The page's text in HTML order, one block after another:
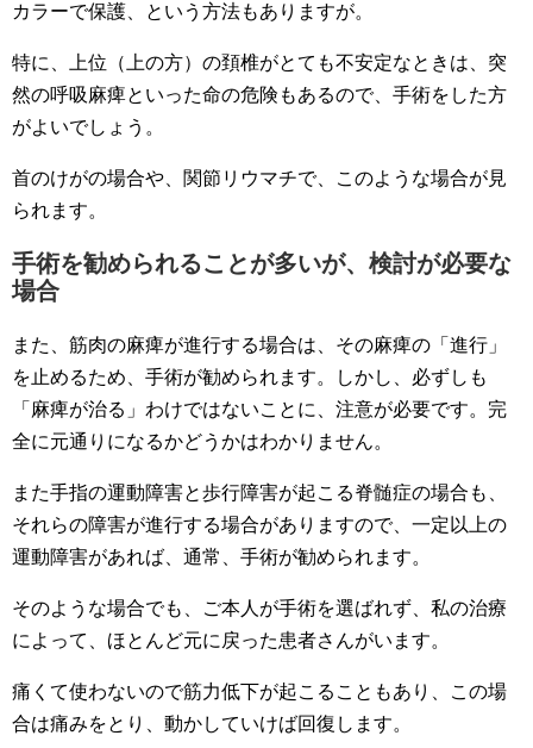
カラーで保護、という方法もありますが。
特に、上位（上の方）の頚椎がとても不安定なときは、突
然の呼吸麻痺といった命の危険もあるので、手術をした方
がよいでしょう。
首のけがの場合や、関節リウマチで、このような場合が見
られます。
手術を勧められることが多いが、検討が必要な
場合
また、筋肉の麻痺が進行する場合は、その麻痺の「進行」
を止めるため、手術が勧められます。しかし、必ずしも
「麻痺が治る」わけではないことに、注意が必要です。完
全に元通りになるかどうかはわかりません。
また手指の運動障害と歩行障害が起こる脊髄症の場合も、
それらの障害が進行する場合がありますので、一定以上の
運動障害があれば、通常、手術が勧められます。
そのような場合でも、ご本人が手術を選ばれず、私の治療
によって、ほとんど元に戻った患者さんがいます。
痛くて使わないので筋力低下が起こることもあり、この場
合は痛みをとり、動かしていけば回復します。